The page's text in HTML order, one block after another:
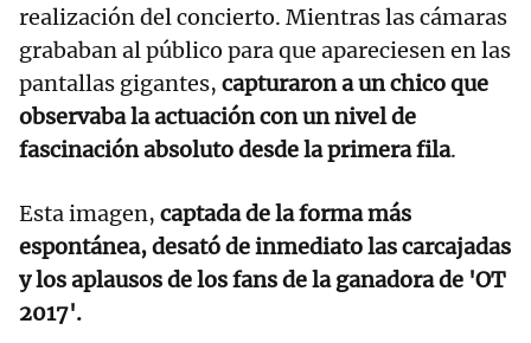
realización del concierto. Mientras las cámaras
grababan al público para que apareciesen en las
pantallas gigantes, capturaron a un chico que
observaba la actuación con un nivel de
fascinación absoluto desde la primera fila.
Esta imagen, captada de la forma más
espontánea, desató de inmediato las carcajadas
y los aplausos de los fans de la ganadora de 'OT
2017'.